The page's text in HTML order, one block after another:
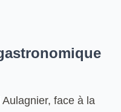
face à la